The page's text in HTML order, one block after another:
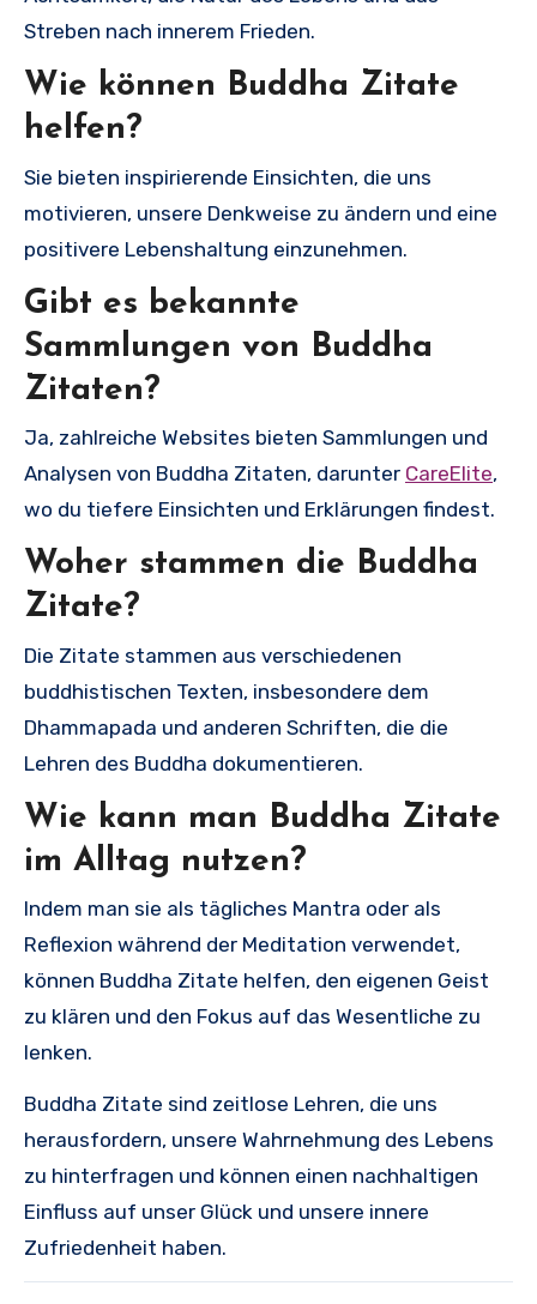
Streben nach innerem Frieden.
Wie können Buddha Zitate
helfen?
Sie bieten inspirierende Einsichten, die uns
motivieren, unsere Denkweise zu ändern und eine
positivere Lebenshaltung einzunehmen.
Gibt es bekannte
Sammlungen von Buddha
Zitaten?
Ja, zahlreiche Websites bieten Sammlungen und
Analysen von Buddha Zitaten, darunter CareElite,
wo du tiefere Einsichten und Erklärungen findest.
Woher stammen die Buddha
Zitate?
Die Zitate stammen aus verschiedenen
buddhistischen Texten, insbesondere dem
Dhammapada und anderen Schriften, die die
Lehren des Buddha dokumentieren.
Wie kann man Buddha Zitate
im Alltag nutzen?
Indem man sie als tägliches Mantra oder als
Reflexion während der Meditation verwendet,
können Buddha Zitate helfen, den eigenen Geist
zu klären und den Fokus auf das Wesentliche zu
lenken.
Buddha Zitate sind zeitlose Lehren, die uns
herausfordern, unsere Wahrnehmung des Lebens
zu hinterfragen und können einen nachhaltigen
Einfluss auf unser Glück und unsere innere
Zufriedenheit haben.